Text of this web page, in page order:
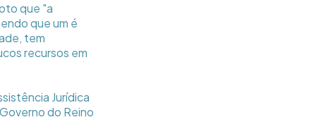
que "a
que um é
tem
recursos em
Jurídica
do Reino